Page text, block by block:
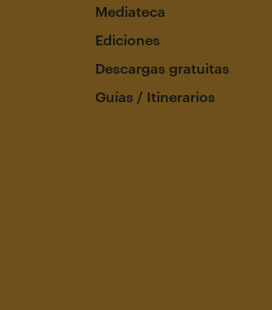
Mediateca
Ediciones
Descargas gratuitas
Guías / Itinerarios